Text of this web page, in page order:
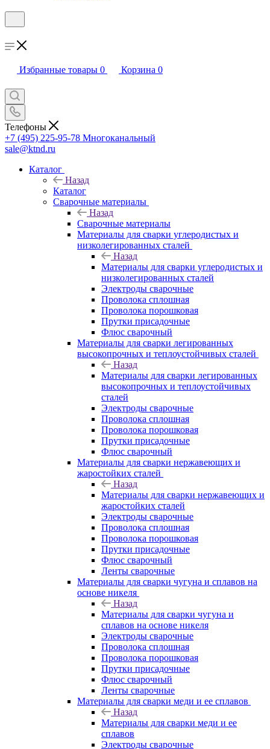
Избранные товары 0 Корзина 0
Телефоны
+7 (495) 225-95-78 Многоканальный
sale@ktnd.ru
Каталог
Назад
Каталог
Сварочные материалы
Назад
Сварочные материалы
Материалы для сварки углеродистых и
низколегированных сталей
Назад
Материалы для сварки углеродистых и
низколегированных сталей
Электроды сварочные
Проволока сплошная
Проволока порошковая
Прутки присадочные
Флюс сварочный
Материалы для сварки легированных
высокопрочных и теплоустойчивых сталей
Назад
Материалы для сварки легированных
высокопрочных и теплоустойчивых
сталей
Электроды сварочные
Проволока сплошная
Проволока порошковая
Прутки присадочные
Флюс сварочный
Материалы для сварки нержавеющих и
жаростойких сталей
Назад
Материалы для сварки нержавеющих и
жаростойких сталей
Электроды сварочные
Проволока сплошная
Проволока порошковая
Прутки присадочные
Флюс сварочный
Ленты сварочные
Материалы для сварки чугуна и сплавов на
основе никеля
Назад
Материалы для сварки чугуна и
сплавов на основе никеля
Электроды сварочные
Проволока сплошная
Проволока порошковая
Прутки присадочные
Флюс сварочный
Ленты сварочные
Материалы для сварки меди и ее сплавов
Назад
Материалы для сварки меди и ее
сплавов
Электроды сварочные